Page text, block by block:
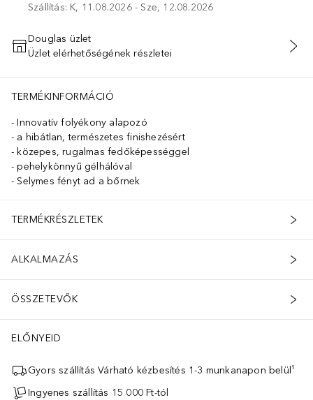
Szállítás: K, 11.08.2026 - Sze, 12.08.2026
KOSÁRBA HELYEZÉS
Douglas üzlet
Üzlet elérhetőségének részletei
TERMÉKINFORMÁCIÓ
Innovatív folyékony alapozó
a hibátlan, természetes finishezésért
közepes, rugalmas fedőképességgel
pehelykönnyű gélhálóval
Selymes fényt ad a bőrnek
TERMÉKRÉSZLETEK
ALKALMAZÁS
ÖSSZETEVŐK
ELŐNYEID
Gyors szállítás Várható kézbesítés 1-3 munkanapon belül¹
Ingyenes szállítás 15 000 Ft-tól